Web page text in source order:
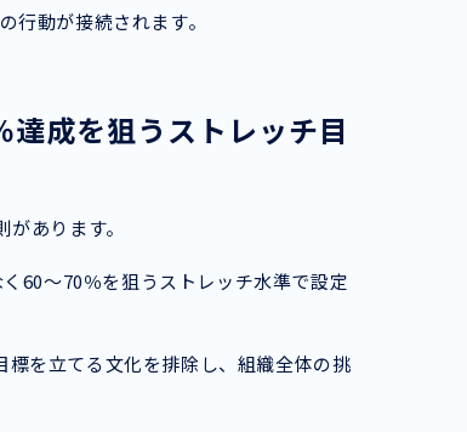
行動が接続されます。
成を狙うストレッチ目
あります。
60〜70％を狙うストレッチ水準で設定
を立てる文化を排除し、組織全体の挑